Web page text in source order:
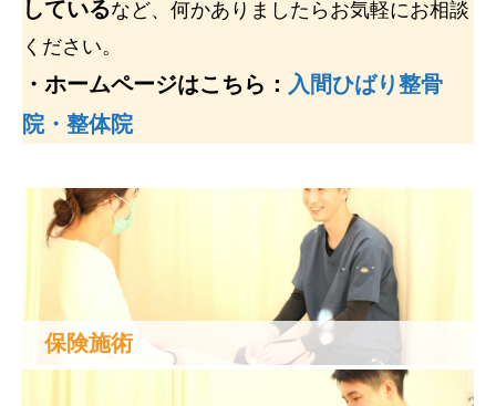
しているなど、何かありましたらお気軽にお相談
ください。
・ホームページはこちら： 入間ひばり整骨
院・整体院
保険施術